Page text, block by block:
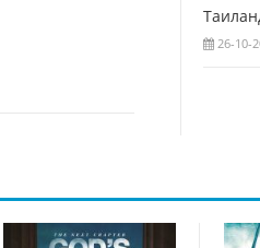
26-10-